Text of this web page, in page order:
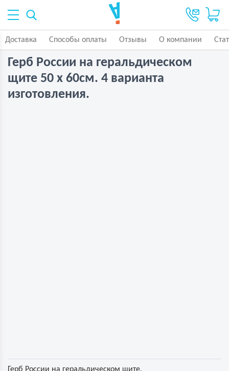
Доставка Способы оплаты Отзывы О компании
Герб России на геральдическом
щите 50 х 60см. 4 варианта
изготовления.